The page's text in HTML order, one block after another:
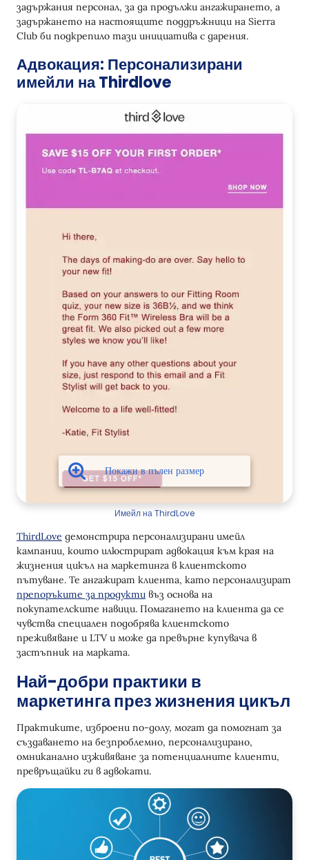
задържания персонал, за да продължи ангажирането, а
задържането на настоящите поддръжници на Sierra
Club би подкрепило тази инициатива с дарения.
Адвокация: Персонализирани
имейли на Thirdlove
Имейл на ThirdLove
ThirdLove демонстрира персонализирани имейл
кампании, които илюстрират адвокация към края на
жизнения цикъл на маркетинга в клиентското
пътуване. Те ангажират клиента, като персонализират
препоръките за продукти въз основа на
покупателските навици. Помагането на клиента да се
чувства специален подобрява клиентското
преживяване и LTV и може да превърне купувача в
застъпник на марката.
Най-добри практики в
маркетинга през жизнения цикъл
Практиките, изброени по-долу, могат да помогнат за
създаването на безпроблемно, персонализирано,
омниканално изживяване за потенциалните клиенти,
превръщайки ги в адвокати.